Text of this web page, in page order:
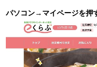
パソコン→マイページを押